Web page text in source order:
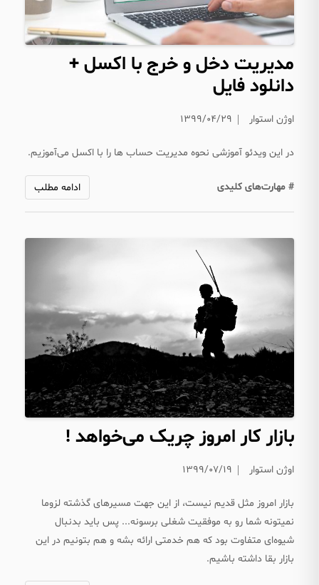
مدیریت دخل و خرج با اکسل +
دانلود فایل
اوژن استوار ۱۳۹۹/۰۴/۲۹
در این ویدئو آموزشی نحوه مدیریت حساب ها را با اکسل می‌آموزیم.
# مهارت‌های کلیدی ادامه مطلب
بازار کار امروز چریک می‌خواهد !
اوژن استوار ۱۳۹۹/۰۷/۱۹
بازار امروز مثل قدیم نیست، از این جهت مسیرهای گذشته لزوما
نمیتونه شما رو به موفقیت شغلی برسونه... پس باید بدنبال
شیوه‌ای متفاوت بود که هم خدمتی ارائه بشه و هم بتونیم در این
بازار بقا داشته باشیم.